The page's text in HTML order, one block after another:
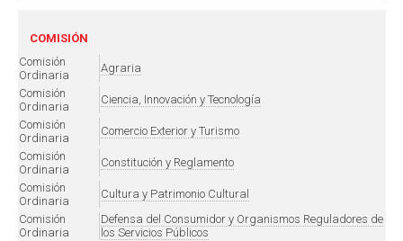
COMISIÓN
Comisión
Ordinaria
Agraria
Comisión
Ordinaria
Ciencia, Innovación y Tecnología
Comisión
Ordinaria
Comercio Exterior y Turismo
Comisión
Ordinaria
Constitución y Reglamento
Comisión
Ordinaria
Cultura y Patrimonio Cultural
Comisión
Ordinaria
Defensa del Consumidor y Organismos Reguladores de
los Servicios Públicos